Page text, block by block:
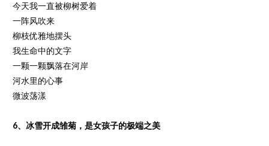
今天我一直被柳树爱着
一阵风吹来
柳枝优雅地摆头
我生命中的文字
一颗一颗飘落在河岸
河水里的心事
微波荡漾
6、冰雪开成雏菊，是女孩子的极端之美